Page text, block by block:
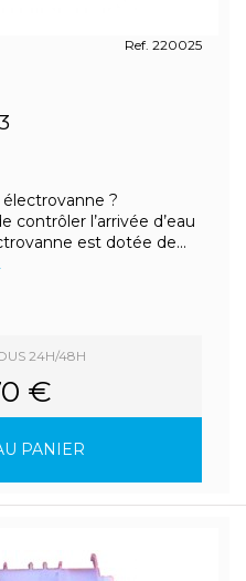
Ref. 220025
?
contrôler l’arrivée d’eau
est dotée de...
24H/48H
€
PANIER